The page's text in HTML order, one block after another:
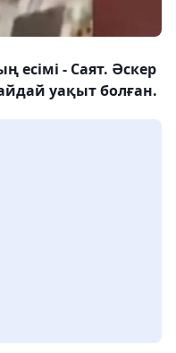
есімі - Саят. Әскер
уақыт болған.